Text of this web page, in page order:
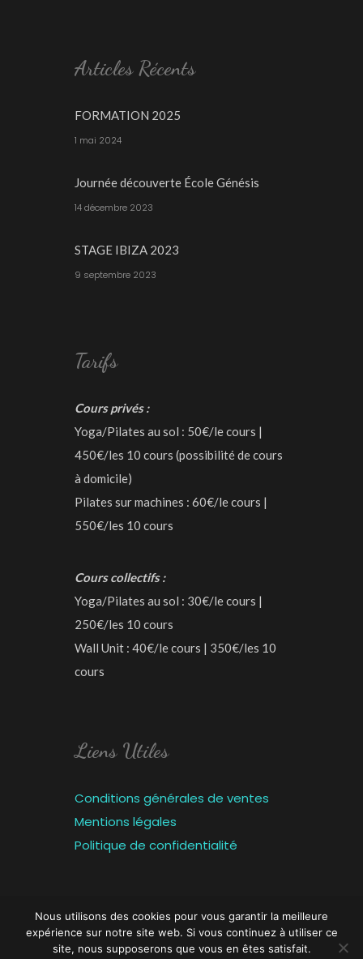
Articles Récents
FORMATION 2025
1 mai 2024
Journée découverte École Génésis
14 décembre 2023
STAGE IBIZA 2023
9 septembre 2023
Tarifs
Cours privés :
Yoga/Pilates au sol : 50€/le cours |
450€/les 10 cours (possibilité de cours
à domicile)
Pilates sur machines : 60€/le cours |
550€/les 10 cours
Cours collectifs :
Yoga/Pilates au sol : 30€/le cours |
250€/les 10 cours
Wall Unit : 40€/le cours | 350€/les 10
cours
Liens Utiles
Conditions générales de ventes
Mentions légales
Politique de confidentialité
Créé avec ♥ parFlorian SANCHEZ
© 2025 - Tous droits réservés
Nous utilisons des cookies pour vous garantir la meilleure
expérience sur notre site web. Si vous continuez à utiliser ce
site, nous supposerons que vous en êtes satisfait.